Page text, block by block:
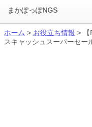
ホーム > お役立ち情報 >
スキャッシュスーパーセー